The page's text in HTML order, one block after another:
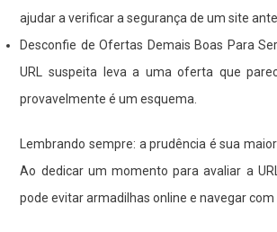
ajudar a verificar a segurança de um site
Desconfie de Ofertas Demais Boas Para
URL suspeita leva a uma oferta que
provavelmente é um esquema.
Lembrando sempre: a prudência é sua
Ao dedicar um momento para avaliar a
pode evitar armadilhas online e navegar com